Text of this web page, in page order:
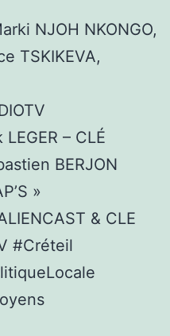
NJOH NKONGO,
TSKIKEVA,
– CLÉ
BERJON
»
& CLE
#Créteil